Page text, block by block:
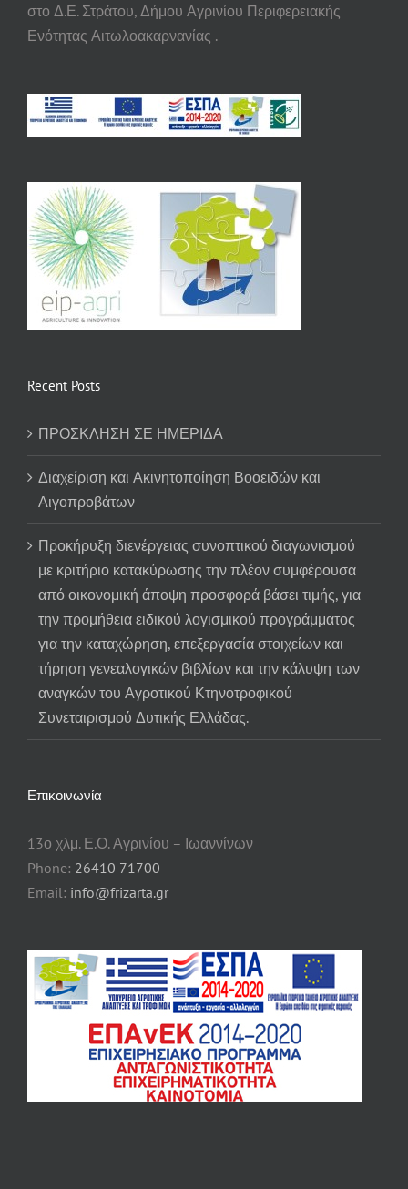
στο Δ.Ε. Στράτου, Δήμου Αγρινίου Περιφερειακής
Ενότητας Αιτωλοακαρνανίας .
Recent Posts
ΠΡΟΣΚΛΗΣΗ ΣΕ ΗΜΕΡΙΔΑ
Διαχείριση και Ακινητοποίηση Βοοειδών και
Αιγοπροβάτων
Προκήρυξη διενέργειας συνοπτικού διαγωνισμού
με κριτήριο κατακύρωσης την πλέον συμφέρουσα
από οικονομική άποψη προσφορά βάσει τιμής, για
την προμήθεια ειδικού λογισμικού προγράμματος
για την καταχώρηση, επεξεργασία στοιχείων και
τήρηση γενεαλογικών βιβλίων και την κάλυψη των
αναγκών του Αγροτικού Κτηνοτροφικού
Συνεταιρισμού Δυτικής Ελλάδας.
Επικοινωνία
13ο χλμ. Ε.Ο. Αγρινίου – Ιωαννίνων
Phone: 26410 71700
Email: info@frizarta.gr